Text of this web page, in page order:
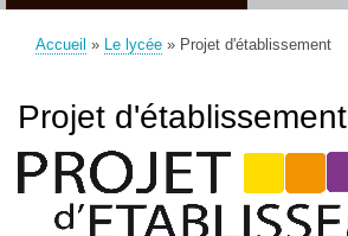
Accueil Le lycée Projet d'établissement
Projet d'établissement